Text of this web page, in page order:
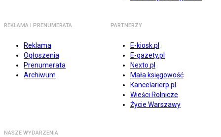
REKLAMA I PRENUMERATA
Reklama
Ogłoszenia
Prenumerata
Archiwum
PARTNERZY
E-kiosk.pl
E-gazety.pl
Nexto.pl
Mała księgowość
Kancelarierp.pl
Wieści Rolnicze
Życie Warszawy
NASZE WYDARZENIA